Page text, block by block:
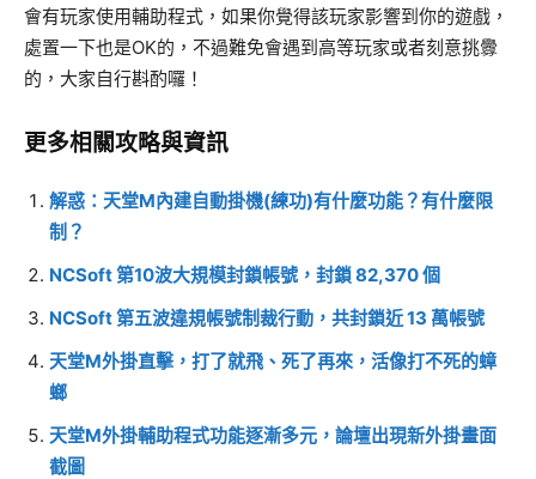
會有玩家使用輔助程式，如果你覺得該玩家影響到你的遊戲，
處置一下也是OK的，不過難免會遇到高等玩家或者刻意挑釁
的，大家自行斟酌囉！
更多相關攻略與資訊
解惑：天堂M內建自動掛機(練功)有什麼功能？有什麼限
制？
NCSoft 第10波大規模封鎖帳號，封鎖 82,370 個
NCSoft 第五波違規帳號制裁行動，共封鎖近 13 萬帳號
天堂M外掛直擊，打了就飛、死了再來，活像打不死的蟑
螂
天堂M外掛輔助程式功能逐漸多元，論壇出現新外掛畫面
截圖